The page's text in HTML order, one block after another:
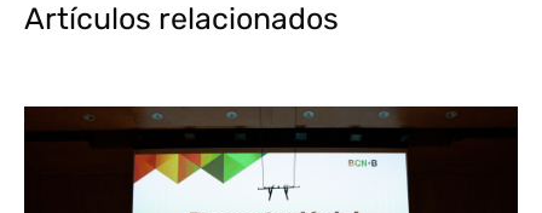
Artículos relacionados